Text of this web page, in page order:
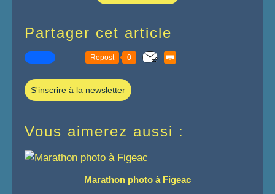
Partager cet article
Repost 0
S'inscrire à la newsletter
Vous aimerez aussi :
Marathon photo à Figeac